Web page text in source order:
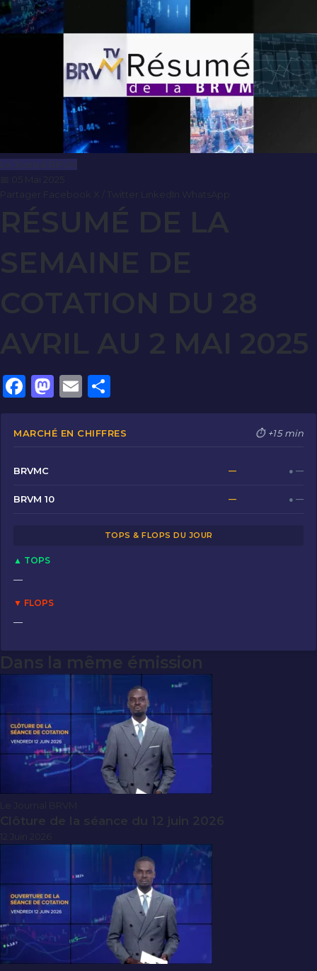
Le Journal BRVM
RÉSUMÉ DE LA
SEMAINE DE
COTATION DU 28
AVRIL AU 2 MAI 2025
F
a
c
b
o
o
M
a
st
o
n
E
m
ai
ar
ta
MARCHÉ EN CHIFFRES ⏱ +15 min
BRVMC — ● —
BRVM 10 — ● —
TOPS & FLOPS DU JOUR
▲ TOPS
—
▼ FLOPS
—
Dans la même émission
Le Journal BRVM
Clôture de la séance du 12 juin 2026